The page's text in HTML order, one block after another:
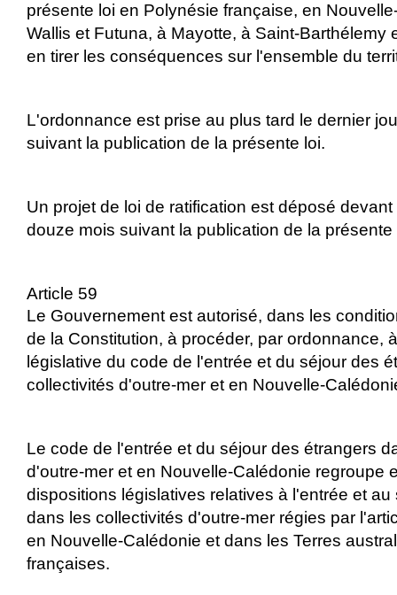
présente loi en Polynésie française, en
Wallis et Futuna, à Mayotte, à Saint-Barthélemy
en tirer les conséquences sur l'ensemble du
L'ordonnance est prise au plus tard le dernier
suivant la publication de la présente loi.
Un projet de loi de ratification est déposé
douze mois suivant la publication de la présente
Article 59
Le Gouvernement est autorisé, dans les
de la Constitution, à procéder, par ordonnance,
législative du code de l'entrée et du séjour des
collectivités d'outre-mer et en Nouvelle-
Le code de l'entrée et du séjour des étrangers
d'outre-mer et en Nouvelle-Calédonie regroupe
dispositions législatives relatives à l'entrée et
dans les collectivités d'outre-mer régies par
en Nouvelle-Calédonie et dans les Terres
françaises.